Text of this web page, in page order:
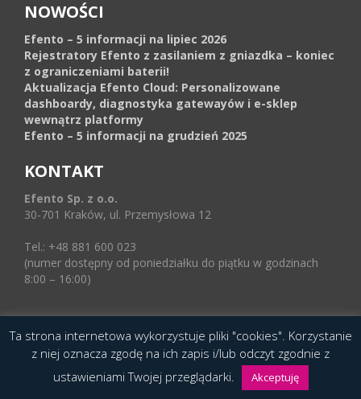
NOWOŚCI
Efento – 5 informacji na lipiec 2026
Rejestratory Efento z zasilaniem z gniazdka – koniec
z ograniczeniami baterii!
Aktualizacja Efento Cloud: Personalizowane
dashboardy, diagnostyka gatewayów i e-sklep
wewnątrz platformy
Efento – 5 informacji na grudzień 2025
KONTAKT
Efento Sp. z o.o.
30-701 Kraków, ul. Przemysłowa 12
Tel.: +48 881 600 023
(numer dostępny od poniedziałku do piątku w godzinach
8:00 – 16:00)
© 2016 Copyright by Efento. All rights reserved.
Projekt i wykonanieAgencja Interaktywna
Epoka (e-poka.com).
Ta strona internetowa wykorzystuje pliki "cookies". Korzystanie
z niej oznacza zgodę na ich zapis i/lub odczyt zgodnie z
ustawieniami Twojej przeglądarki.
Akceptuję